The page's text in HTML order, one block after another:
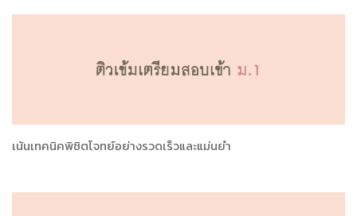
เน้นเทคนิคพิชิตโจทย์อย่างรวดเร็วและแม่นยำ